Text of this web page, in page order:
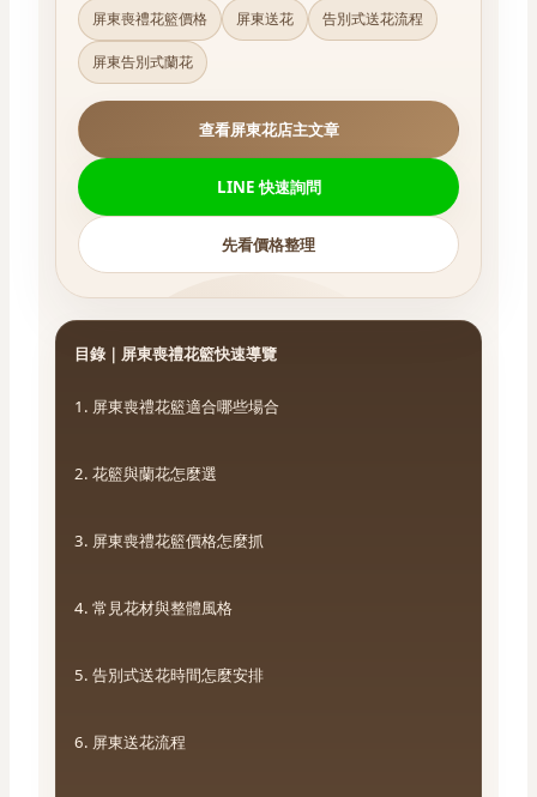
屏東喪禮花籃價格 屏東送花 告別式送花流程
屏東告別式蘭花
查看屏東花店主文章
LINE 快速詢問
先看價格整理
目錄｜屏東喪禮花籃快速導覽
1. 屏東喪禮花籃適合哪些場合
2. 花籃與蘭花怎麼選
3. 屏東喪禮花籃價格怎麼抓
4. 常見花材與整體風格
5. 告別式送花時間怎麼安排
6. 屏東送花流程